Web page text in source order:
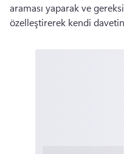
araması yaparak ve
özelleştirerek kendi